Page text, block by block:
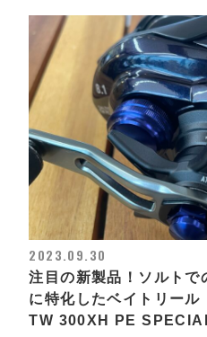
2023.09.30
注目の新製品！ソルトで
に特化したベイトリー
TW 300XH PE